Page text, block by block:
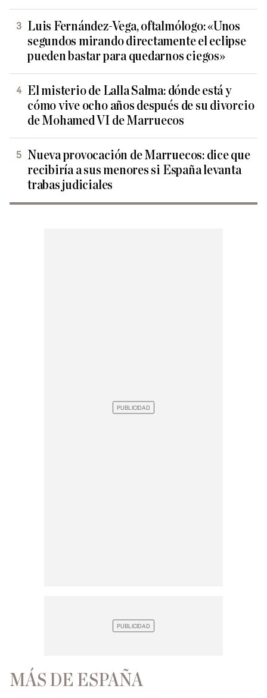
Luis Fernández-Vega, oftalmólogo: «Unos
segundos mirando directamente el eclipse
pueden bastar para quedarnos ciegos»
El misterio de Lalla Salma: dónde está y
cómo vive ocho años después de su divorcio
de Mohamed VI de Marruecos
Nueva provocación de Marruecos: dice que
recibiría a sus menores si España levanta
trabas judiciales
MÁS DE ESPAÑA